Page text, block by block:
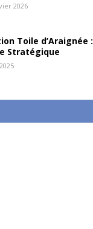
2026
Toile d’Araignée :
Stratégique